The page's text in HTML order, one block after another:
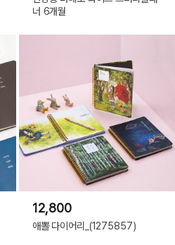
너 6개월
12,800
애뽈 다이어리_(1275857)